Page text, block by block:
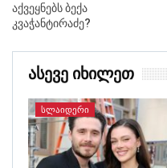
აქვეყნებს ბექა
კვაჭანტირაძე?
Ასევე Იხილეთ
ᲡᲚᲐᲘᲓᲔᲠᲘ